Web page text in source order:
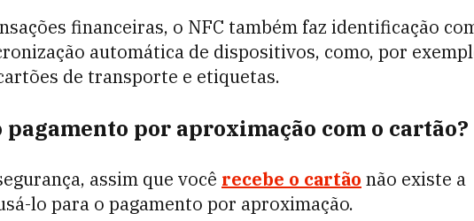
financeiras, o NFC também faz identificação
automática de dispositivos, como, por
de transporte e etiquetas.
pagamento por aproximação com o cartão?
assim que você recebe o cartão não existe a
lo para o pagamento por aproximação.